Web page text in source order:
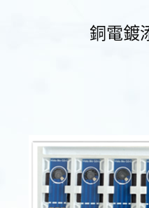
銅電鍍